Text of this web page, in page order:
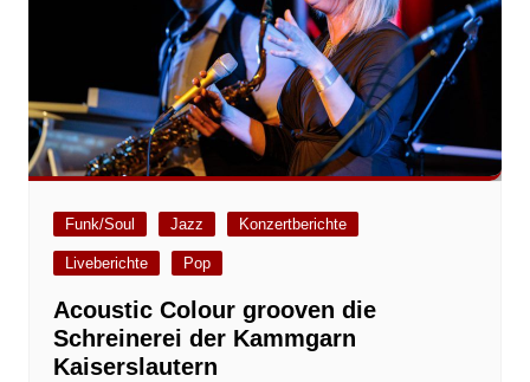
Funk/Soul Jazz Konzertberichte
Liveberichte Pop
Acoustic Colour grooven die
Schreinerei der Kammgarn
Kaiserslautern